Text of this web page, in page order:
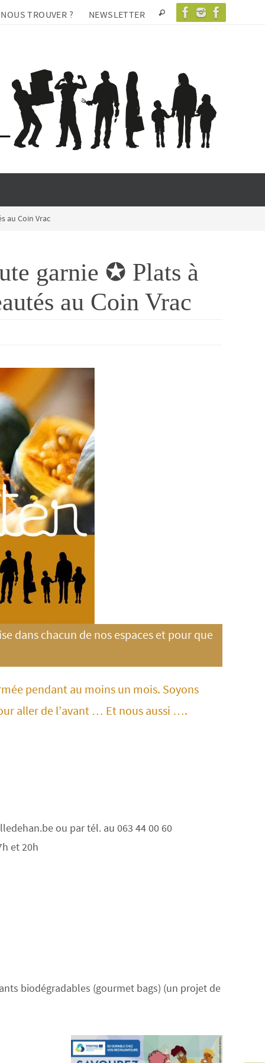
TROUVER ? NEWSLETTER
au Coin Vrac
garnie ✪ Plats à
au Coin Vrac
dans chacun de nos espaces et pour que
pendant au moins un mois. Soyons
aller de l’avant … Et nous aussi ….
ou par tél. au 063 44 00 60
et 20h
biodégradables (gourmet bags) (un projet de